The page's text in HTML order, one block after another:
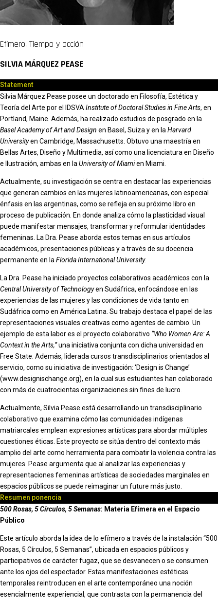
Efímero. Tiempo y acción
SILVIA MÁRQUEZ PEASE
Statement
Silvia Márquez Pease posee un doctorado en Filosofía, Estética y
Teoría del Arte por el IDSVA Institute of Doctoral Studies in Fine Arts, en
Portland, Maine. Además, ha realizado estudios de posgrado en la
Basel Academy of Art and Design en Basel, Suiza y en la Harvard
Universityen Cambridge, Massachusetts. Obtuvo una maestría en
Bellas Artes, Diseño y Multimedia, así como una licenciatura en Diseño
e Ilustración, ambas en la University of Miamien Miami.
Actualmente, su investigación se centra en destacar las experiencias
que generan cambios en las mujeres latinoamericanas, con especial
énfasis en las argentinas, como se refleja en su próximo libro en
proceso de publicación. En donde analiza cómo la plasticidad visual
puede manifestar mensajes, transformar y reformular identidades
femeninas. La Dra. Pease aborda estos temas en sus artículos
académicos, presentaciones públicas y a través de su docencia
permanente en la Florida International University.
La Dra. Pease ha iniciado proyectos colaborativos académicos con la
Central University of Technologyen Sudáfrica, enfocándose en las
experiencias de las mujeres y las condiciones de vida tanto en
Sudáfrica como en América Latina. Su trabajo destaca el papel de las
representaciones visuales creativas como agentes de cambio. Un
ejemplo de esta labor es el proyecto colaborativo “Who Women Are: A
Context in the Arts,”una iniciativa conjunta con dicha universidad en
Free State. Además, liderada cursos transdisciplinarios orientados al
servicio, como su iniciativa de investigación: ‘Design is Change’
(www.designischange.org), en la cual sus estudiantes han colaborado
con más de cuatrocientas organizaciones sin fines de lucro.
Actualmente, Silvia Pease está desarrollando un transdisciplinario
colaborativo que examina cómo las comunidades indígenas
matriarcales emplean expresiones artísticas para abordar múltiples
cuestiones éticas. Este proyecto se sitúa dentro del contexto más
amplio del arte como herramienta para combatir la violencia contra las
mujeres. Pease argumenta que al analizar las experiencias y
representaciones femeninas artísticas de sociedades marginales en
espacios públicos se puede reimaginar un future más justo.
Resumen ponencia
500 Rosas, 5 Círculos, 5 Semanas: Materia Efímera en el Espacio
Público
Este artículo aborda la idea de lo efímero a través de la instalación “500
Rosas, 5 Círculos, 5 Semanas”, ubicada en espacios públicos y
participativos de carácter fugaz, que se desvanecen o se consumen
ante los ojos del espectador. Estas manifestaciones estéticas
temporales reintroducen en el arte contemporáneo una noción
esencialmente experiencial, que contrasta con la permanencia del